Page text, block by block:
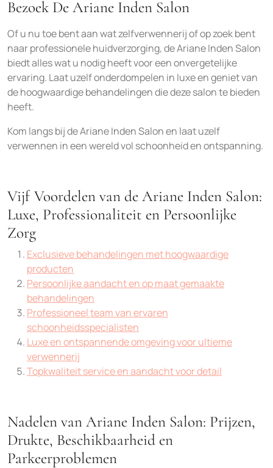
Bezoek De Ariane Inden Salon
Of u nu toe bent aan wat zelfverwennerij of op zoek bent
naar professionele huidverzorging, de Ariane Inden Salon
biedt alles wat u nodig heeft voor een onvergetelijke
ervaring. Laat uzelf onderdompelen in luxe en geniet van
de hoogwaardige behandelingen die deze salon te bieden
heeft.
Kom langs bij de Ariane Inden Salon en laat uzelf
verwennen in een wereld vol schoonheid en ontspanning.
Vijf Voordelen van de Ariane Inden Salon:
Luxe, Professionaliteit en Persoonlijke
Zorg
Exclusieve behandelingen met hoogwaardige
producten
Persoonlijke aandacht en op maat gemaakte
behandelingen
Professioneel team van ervaren
schoonheidsspecialisten
Luxe en ontspannende omgeving voor ultieme
verwennerij
Topkwaliteit service en aandacht voor detail
Nadelen van Ariane Inden Salon: Prijzen,
Drukte, Beschikbaarheid en
Parkeerproblemen